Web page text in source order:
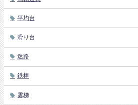
平均台
滑り台
迷路
鉄棒
雲梯